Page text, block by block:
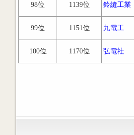
98位 1139位 鈴縫工業
99位 1151位 九電工
100位 1170位 弘電社